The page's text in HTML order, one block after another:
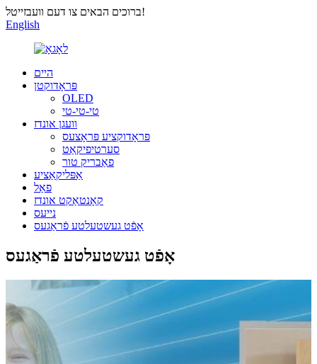
ברוכים הבאים צו דעם וועבזייטל!
English
היים
פּראָדוקטן
OLED
טי-טי-טי
וועגן אונדז
פּראָדוקציע פּראָצעס
סערטיפיקאַט
פאַבריק טור
אַפּליקאַציע
פאַל
קאָנטאַקט אונדז
נייעס
אָפֿט געשטעלטע פֿראַגעס
אָפֿט געשטעלטע פֿראַגעס